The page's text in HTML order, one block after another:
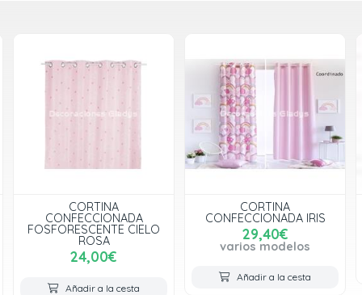
CORTINA
CONFECCIONADA IRIS
29,40€
varios modelos
CORTINA ESTRELLAS
28,50€
varios modelos